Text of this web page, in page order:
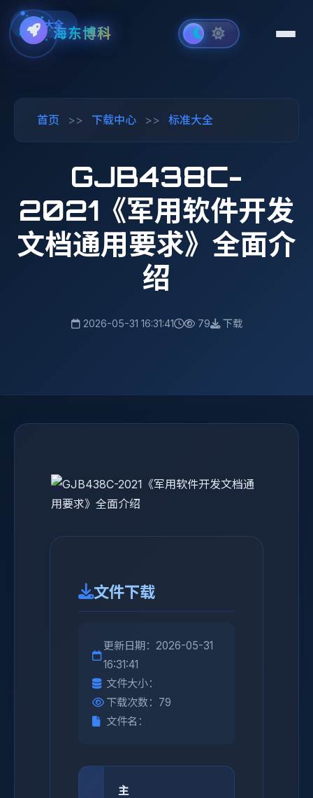
海东博科
首页 >> 下载中心 >> 标准大全
标准大全
GJB438C-
2021《军用软件开发
文档通用要求》全面介
绍
2026-05-31 16:31:41 79 下载
文件下载
更新日期：2026-05-31
16:31:41
文件大小：
下载次数：79
文件名：
主